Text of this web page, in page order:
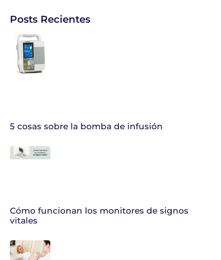
Posts Recientes
5 cosas sobre la bomba de infusión
Cómo funcionan los monitores de signos
vitales